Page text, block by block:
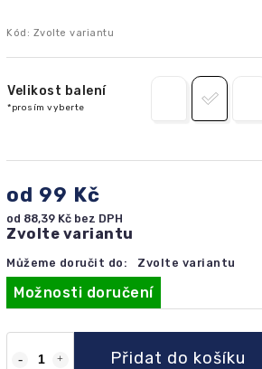
Kód: Zvolte variantu
Velikost balení
od 99 Kč
od 88,39 Kč bez DPH
Zvolte variantu
Můžeme doručit do: Zvolte variantu
Možnosti doručení
Přidat do košíku